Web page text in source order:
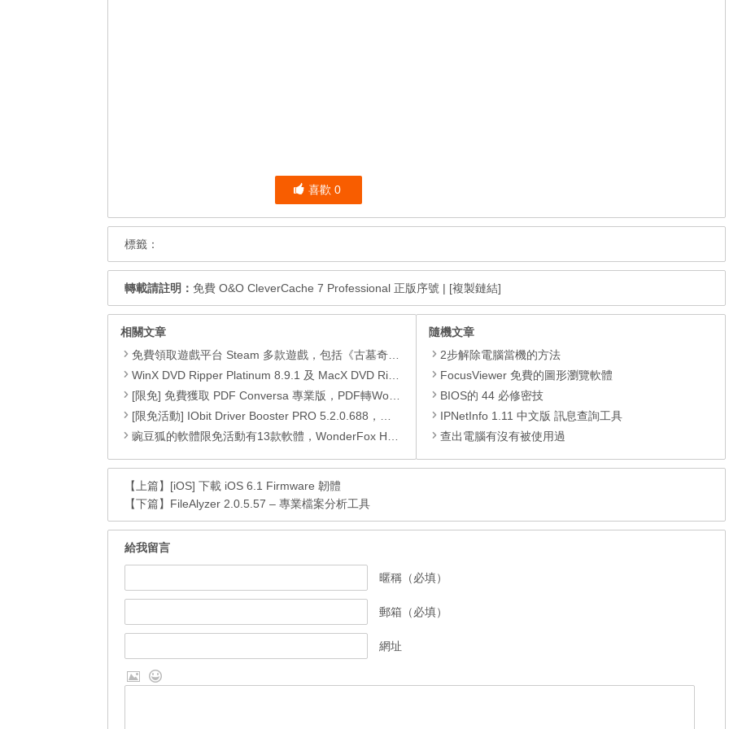
喜歡 0
標籤：
轉載請註明： 免費 O&O CleverCache 7 Professional 正版序號 | [複製鏈結]
相關文章
免費領取遊戲平台 Steam 多款遊戲，包括《古墓奇兵9（Tomb Raider）》、《古墓奇兵：歐西里斯神殿 LARA CROFT AND THE TEMPLE OF OSIRIS™》、《Deiland》、《Headsnatchers》、《Drawful 2》和《GOAT OF DUTY》。
WinX DVD Ripper Platinum 8.9.1 及 MacX DVD Ripper Pro 6.2.1 限免活動
[限免] 免費獲取 PDF Conversa 專業版，PDF轉Word格式DOC或Word轉換成PDF
[限免活動] IObit Driver Booster PRO 5.2.0.688，偵測並更新最新驅動程式，可以自動更新驅動程式
豌豆狐的軟體限免活動有13款軟體，WonderFox HD Video Converter Factory Pro、 Watermark Software、WiseCare 365 Pro、Seed4.Me VPN、WinToFlash Professional、RightNote Standard、ONLYOFFICE Cloud Office、Epubor Ultimate、Folder Marker Home 、Clipà.Vu、Preloaders、Animiz Professional 以及 DoYourData Uninstaller Pro。
隨機文章
2步解除電腦當機的方法
FocusViewer 免費的圖形瀏覽軟體
BIOS的 44 必修密技
IPNetInfo 1.11 中文版 訊息查詢工具
查出電腦有沒有被使用過
【上篇】 [iOS] 下載 iOS 6.1 Firmware 韌體
【下篇】 FileAlyzer 2.0.5.57 – 專業檔案分析工具
給我留言
暱稱（必填）
郵箱（必填）
網址